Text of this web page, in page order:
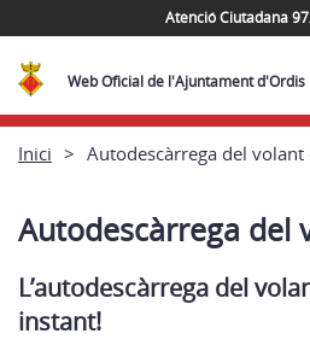
Atenció Ciutadana
Web Oficial de l'Ajuntament d'Ordis
Inici Autodescàrrega del
Autodescàrrega del
L’autodescàrrega del
instant!